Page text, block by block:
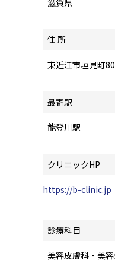
住 所
東近江市垣見町
最寄駅
能登川駅
クリニックHP
https://b-clinic.jp
診療科目
美容皮膚科・美